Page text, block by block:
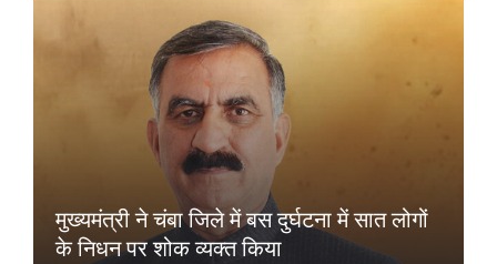
मुख्यमंत्री ने चंबा जिले में बस दुर्घटना में सात लोगों
के निधन पर शोक व्यक्त किया